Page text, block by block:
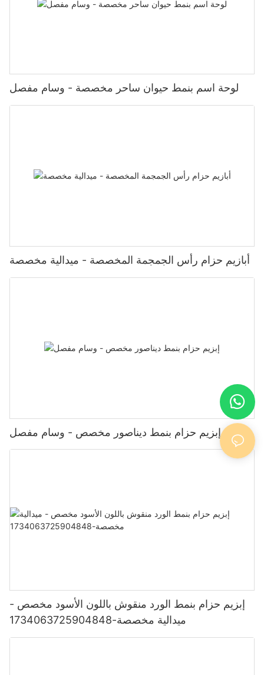
لوحة اسم بنمط حيوان ساحر مخصصة - وسام مفصل
أبازيم حزام رأس الجمجمة المخصصة - ميدالية مخصصة
إبزيم حزام بنمط ديناصور مخصص - وسام مفصل
إبزيم حزام بنمط الورد منقوش باللون الأسود مخصص -
ميدالية مخصصة-1734063725904848